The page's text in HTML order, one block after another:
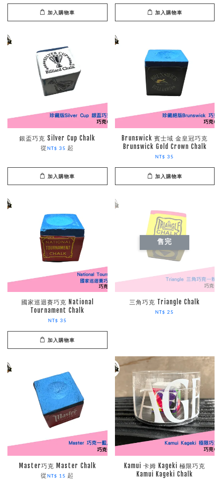
加入購物車 加入購物車
銀盃巧克 Silver Cup Chalk
從NT$ 35 起
加入購物車
Brunswick 賓士域 金皇冠巧克
Brunswick Gold Crown Chalk
NT$ 35
加入購物車
國家巡迴賽巧克 National
Tournament Chalk
NT$ 35
加入購物車
售完
三角巧克 Triangle Chalk
NT$ 25
Master巧克 Master Chalk
從NT$ 15 起
Kamui 卡姆 Kageki 極限巧克
Kamui Kageki Chalk